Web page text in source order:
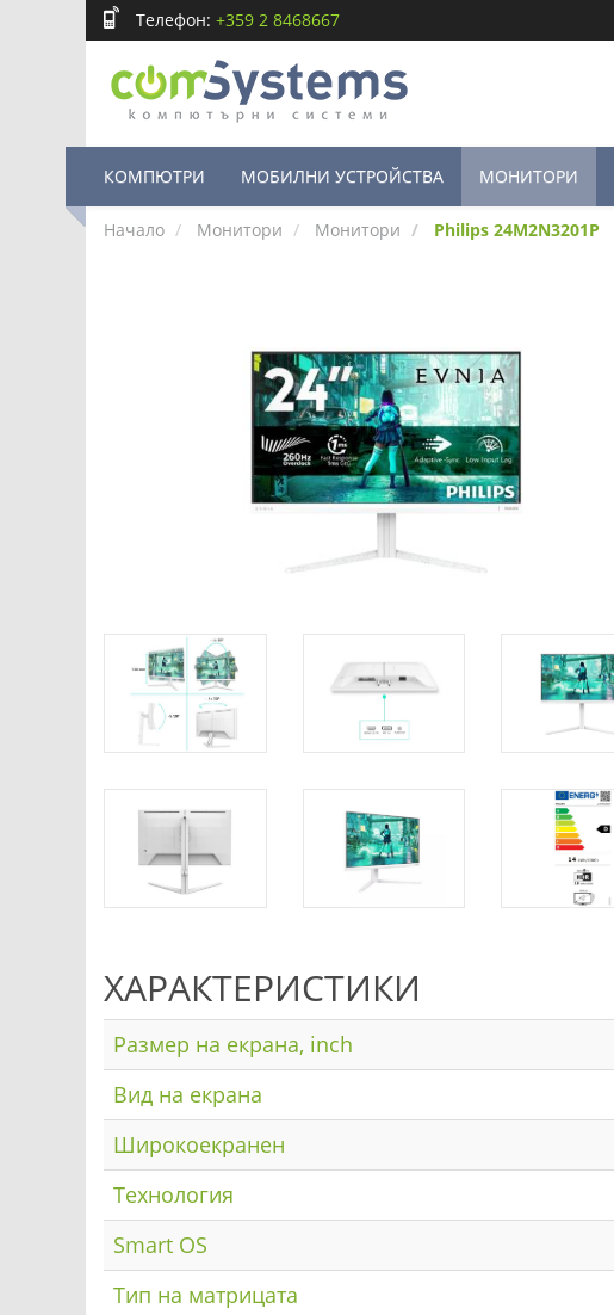
Телефон: +359 2 8468667
КОМПЮТРИ МОБИЛНИ УСТРОЙСТВА МОНИТОРИ
Начало Монитори Монитори Philips 24M2N3201P
ХАРАКТЕРИСТИКИ
Размер на екрана, inch
Вид на екрана
Широкоекранен
Технология
Smart OS
Тип на матрицата